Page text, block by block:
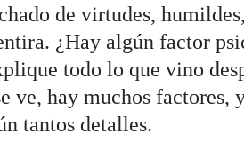
de virtudes,
¿Hay algún factor
todo lo que vino
ve, hay muchos factores,
tantos detalles.